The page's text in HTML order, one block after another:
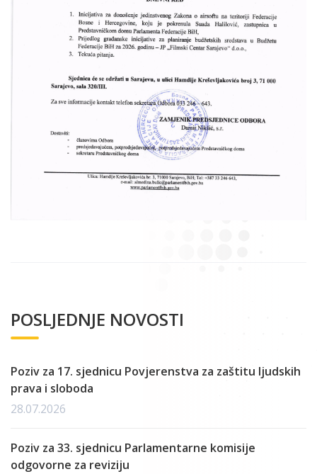
POSLJEDNJE NOVOSTI
Poziv za 17. sjednicu Povjerenstva za zaštitu ljudskih
prava i sloboda
28.07.2026
Poziv za 33. sjednicu Parlamentarne komisije
odgovorne za reviziju